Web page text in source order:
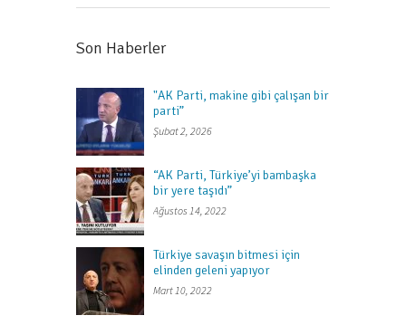
Son Haberler
"AK Parti, makine gibi çalışan bir
parti”
Şubat 2, 2026
“AK Parti, Türkiye’yi bambaşka
bir yere taşıdı”
Ağustos 14, 2022
Türkiye savaşın bitmesi için
elinden geleni yapıyor
Mart 10, 2022